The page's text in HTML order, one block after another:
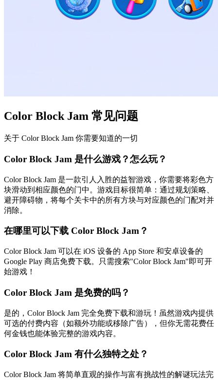
Color Block Jam 常见问题
关于 Color Block Jam 你需要知道的一切
Color Block Jam 是什么游戏？怎么玩？
Color Block Jam 是一款引人入胜的益智游戏，你需要将彩色方
块滑动到相应颜色的门中。游戏目标很简单：通过规划策略、
避开障碍物，将每个关卡中的所有方块与对应颜色的门配对并
消除。
在哪里可以下载 Color Block Jam？
Color Block Jam 可以在 iOS 设备的 App Store 和安卓设备的
Google Play 商店免费下载。只需搜索"Color Block Jam"即可开
始游戏！
Color Block Jam 是免费的吗？
是的，Color Block Jam 完全免费下载和游玩！虽然游戏内提供
可选的付费内容（如额外功能或移除广告），但你无需花费任
何金钱也能体验完整的游戏内容。
Color Block Jam 有什么独特之处？
Color Block Jam 将简单直观的操作与富有挑战性的解谜玩法完